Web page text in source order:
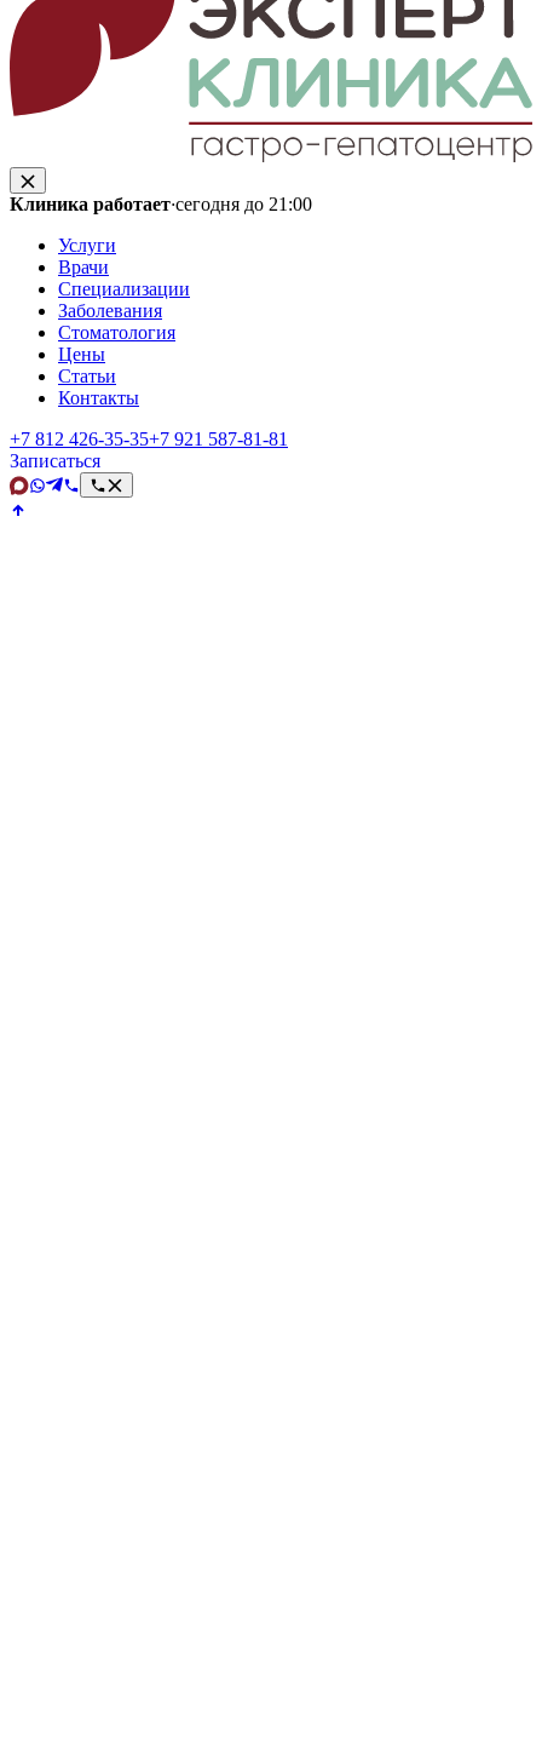
Клиника работает·сегодня до 21:00
Услуги
Врачи
Специализации
Заболевания
Стоматология
Цены
Статьи
Контакты
+7 812 426‑35‑35+7 921 587‑81‑81
Записаться